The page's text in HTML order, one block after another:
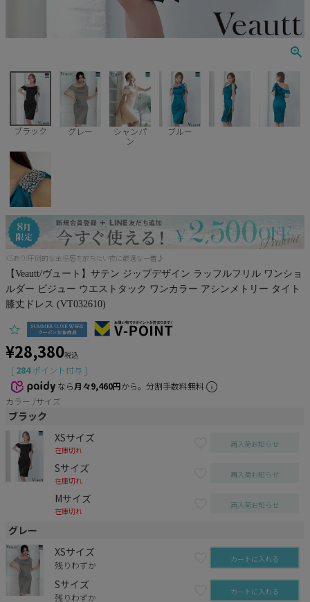
JENNNY
COMEX
Pleaser
ブラック グレー
シャンパ
ン
ブルー
XSあり!圧倒的な主役感を放ちたい夜に最適な一着♪
【Veautt/ヴュート】サテン ジップデザイン ラッフルフリル ワンショ
ルダー ビジュー ウエストタック ワンカラー アシンメトリー タイト
膝丈ドレス (VT032610)
¥28,380税込
[ 284 ポイント付与 ]
なら月々9,460円から。分割手数料無料
カラー
サイズ
ブラック
XSサイズ
在庫切れ
再入荷お知らせ
Sサイズ
在庫切れ
再入荷お知らせ
Mサイズ
在庫切れ
再入荷お知らせ
グレー
XSサイズ
残りわずか カートに入れる
Sサイズ
残りわずか カートに入れる